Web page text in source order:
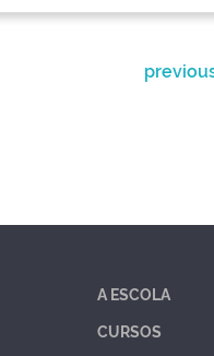
A ESCOLA
CURSOS